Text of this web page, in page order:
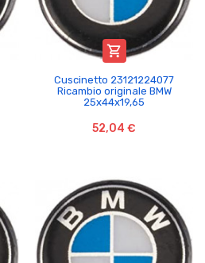

Cuscinetto 23121224077
Ricambio originale BMW
25x44x19,65
52,04 €